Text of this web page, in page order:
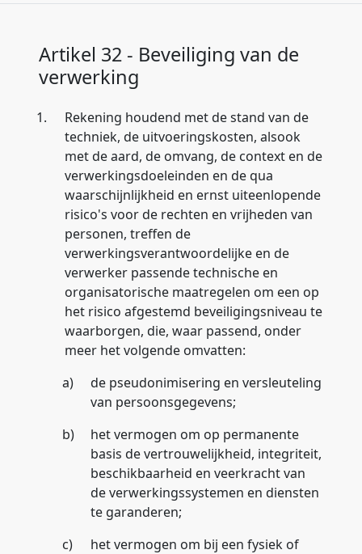
Artikel 32 - Beveiliging van de
verwerking
1.
Rekening houdend met de stand van de
techniek, de uitvoeringskosten, alsook
met de aard, de omvang, de context en de
verwerkingsdoeleinden en de qua
waarschijnlijkheid en ernst uiteenlopende
risico's voor de rechten en vrijheden van
personen, treffen de
verwerkingsverantwoordelijke en de
verwerker passende technische en
organisatorische maatregelen om een op
het risico afgestemd beveiligingsniveau te
waarborgen, die, waar passend, onder
meer het volgende omvatten:
a)
de pseudonimisering en versleuteling
van persoonsgegevens;
b)
het vermogen om op permanente
basis de vertrouwelijkheid, integriteit,
beschikbaarheid en veerkracht van
de verwerkingssystemen en diensten
te garanderen;
c)
het vermogen om bij een fysiek of